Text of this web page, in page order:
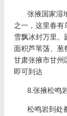
张掖国家湿地
之一，这里春有
雪飘冰封万里。
面积芦苇荡、葱
甘肃张掖市甘州
即可到达
8.张掖松鸣
松鸣岩到处都